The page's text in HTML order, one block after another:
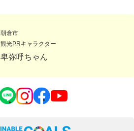
朝倉市
観光PRキャラクター
卑弥呼ちゃん